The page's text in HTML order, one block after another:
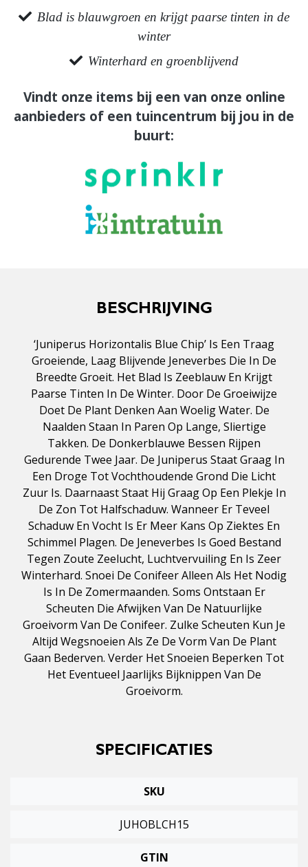
Blad is blauwgroen en krijgt paarse tinten in de
winter
Winterhard en groenblijvend
Vindt onze items bij een van onze online
aanbieders of een tuincentrum bij jou in de
buurt:
BESCHRIJVING
‘Juniperus Horizontalis Blue Chip’ Is Een Traag
Groeiende, Laag Blijvende Jeneverbes Die In De
Breedte Groeit. Het Blad Is Zeeblauw En Krijgt
Paarse Tinten In De Winter. Door De Groeiwijze
Doet De Plant Denken Aan Woelig Water. De
Naalden Staan In Paren Op Lange, Sliertige
Takken. De Donkerblauwe Bessen Rijpen
Gedurende Twee Jaar. De Juniperus Staat Graag In
Een Droge Tot Vochthoudende Grond Die Licht
Zuur Is. Daarnaast Staat Hij Graag Op Een Plekje In
De Zon Tot Halfschaduw. Wanneer Er Teveel
Schaduw En Vocht Is Er Meer Kans Op Ziektes En
Schimmel Plagen. De Jeneverbes Is Goed Bestand
Tegen Zoute Zeelucht, Luchtvervuiling En Is Zeer
Winterhard. Snoei De Conifeer Alleen Als Het Nodig
Is In De Zomermaanden. Soms Ontstaan Er
Scheuten Die Afwijken Van De Natuurlijke
Groeivorm Van De Conifeer. Zulke Scheuten Kun Je
Altijd Wegsnoeien Als Ze De Vorm Van De Plant
Gaan Bederven. Verder Het Snoeien Beperken Tot
Het Eventueel Jaarlijks Bijknippen Van De
Groeivorm.
SPECIFICATIES
SKU
JUHOBLCH15
GTIN